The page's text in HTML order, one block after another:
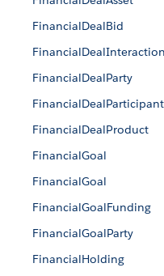
FinancialDealBid
FinancialDealInteraction
FinancialDealParty
FinancialDealParticipant
FinancialDealProduct
FinancialGoal
FinancialGoal
FinancialGoalFunding
FinancialGoalParty
FinancialHolding